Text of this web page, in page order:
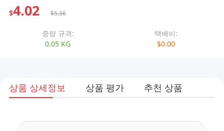
$4.02 $5.36
중량 규격:
0.05 KG
택배비:
$0.00
상품 상세정보 상품 평가 추천 상품